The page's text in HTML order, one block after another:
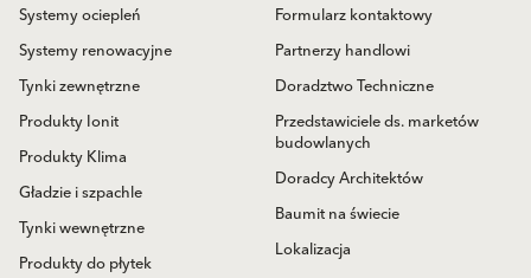
Systemy ociepleń
Systemy renowacyjne
Tynki zewnętrzne
Produkty Ionit
Produkty Klima
Gładzie i szpachle
Tynki wewnętrzne
Produkty do płytek
Formularz kontaktowy
Partnerzy handlowi
Doradztwo Techniczne
Przedstawiciele ds. marketów
budowlanych
Doradcy Architektów
Baumit na świecie
Lokalizacja